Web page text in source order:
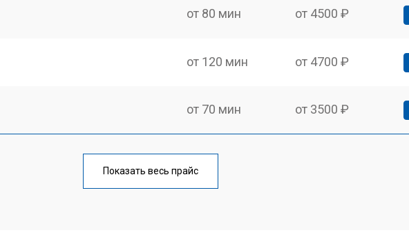
от 80 мин от 4500 ₽
от 120 мин от 4700 ₽
от 70 мин от 3500 ₽
от 100 мин
Показать весь прайс